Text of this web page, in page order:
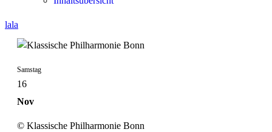
lala
Samstag
16
Nov
© Klassische Philharmonie Bonn